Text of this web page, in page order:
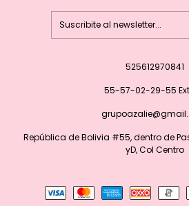
525612970841
55-57-02-29-55 Ext
República de Bolivia #55, dentro de
yD, Col Centro